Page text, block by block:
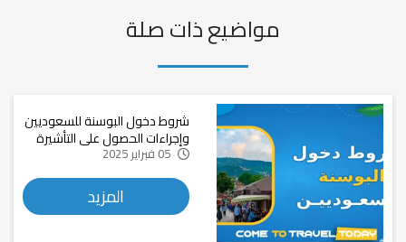
مواضيع ذات صلة
شروط دخول البوسنة للسعوديين
وإجراءات الحصول على التأشيرة
المزيد